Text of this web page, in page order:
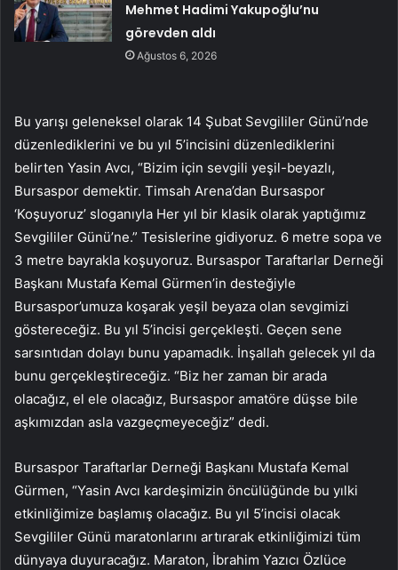
Mehmet Hadimi Yakupoğlu’nu
görevden aldı
Ağustos 6, 2026
Bu yarışı geleneksel olarak 14 Şubat Sevgililer Günü’nde
düzenlediklerini ve bu yıl 5’incisini düzenlediklerini
belirten Yasin Avcı, “Bizim için sevgili yeşil-beyazlı,
Bursaspor demektir. Timsah Arena’dan Bursaspor
‘Koşuyoruz’ sloganıyla Her yıl bir klasik olarak yaptığımız
Sevgililer Günü’ne.” Tesislerine gidiyoruz. 6 metre sopa ve
3 metre bayrakla koşuyoruz. Bursaspor Taraftarlar Derneği
Başkanı Mustafa Kemal Gürmen’in desteğiyle
Bursaspor’umuza koşarak yeşil beyaza olan sevgimizi
göstereceğiz. Bu yıl 5’incisi gerçekleşti. Geçen sene
sarsıntıdan dolayı bunu yapamadık. İnşallah gelecek yıl da
bunu gerçekleştireceğiz. “Biz her zaman bir arada
olacağız, el ele olacağız, Bursaspor amatöre düşse bile
aşkımızdan asla vazgeçmeyeceğiz” dedi.
Bursaspor Taraftarlar Derneği Başkanı Mustafa Kemal
Gürmen, “Yasin Avcı kardeşimizin öncülüğünde bu yılki
etkinliğimize başlamış olacağız. Bu yıl 5’incisi olacak
Sevgililer Günü maratonlarını artırarak etkinliğimizi tüm
dünyaya duyuracağız. Maraton, İbrahim Yazıcı Özlüce